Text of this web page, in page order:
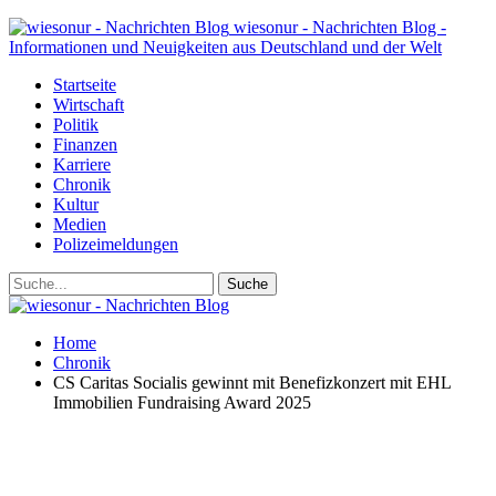
wiesonur - Nachrichten Blog -
Informationen und Neuigkeiten aus Deutschland und der Welt
Startseite
Wirtschaft
Politik
Finanzen
Karriere
Chronik
Kultur
Medien
Polizeimeldungen
Home
Chronik
CS Caritas Socialis gewinnt mit Benefizkonzert mit EHL
Immobilien Fundraising Award 2025